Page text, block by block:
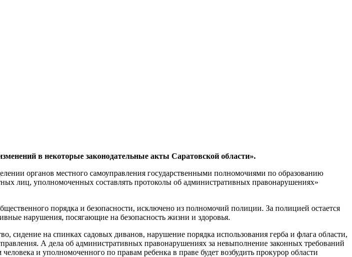
в некоторые законодательные акты Саратовской области».
органов местного самоуправления государственными полномочиями по образованию
лиц, уполномоченных составлять протоколы об административных правонарушениях»
порядка и безопасности, исключено из полномочий полиции. За полицией остается
нарушения, посягающие на безопасность жизни и здоровья.
на спинках садовых диванов, нарушение порядка использования герба и флага области,
А дела об административных правонарушениях за невыполнение законных требований
и уполномоченного по правам ребенка в праве будет возбудить прокурор области